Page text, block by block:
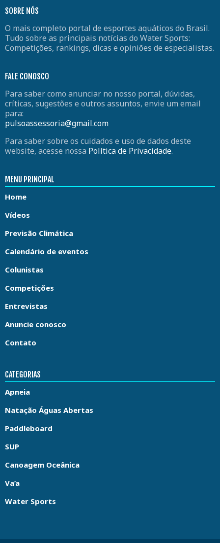
SOBRE NÓS
O mais completo portal de esportes aquáticos do Brasil.
Tudo sobre as principais notícias do Water Sports:
Competições, rankings, dicas e opiniões de especialistas.
FALE CONOSCO
Para saber como anunciar no nosso portal, dúvidas,
críticas, sugestões e outros assuntos, envie um email
para:
pulsoassessoria@gmail.com
Para saber sobre os cuidados e uso de dados deste
website, acesse nossa Política de Privacidade.
MENU PRINCIPAL
Home
Vídeos
Previsão Climática
Calendário de eventos
Colunistas
Competições
Entrevistas
Anuncie conosco
Contato
CATEGORIAS
Apneia
Natação Águas Abertas
Paddleboard
SUP
Canoagem Oceânica
Va’a
Water Sports